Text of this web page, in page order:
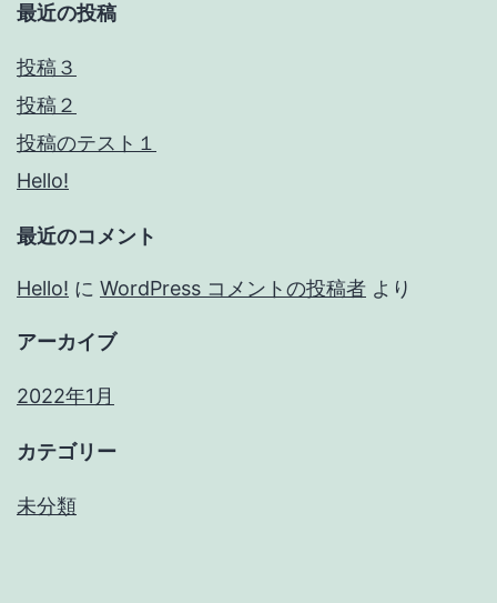
最近の投稿
投稿３
投稿２
投稿のテスト１
Hello!
最近のコメント
Hello! に WordPress コメントの投稿者 より
アーカイブ
2022年1月
カテゴリー
未分類